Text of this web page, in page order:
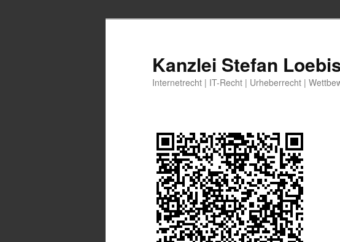
Kanzlei Stefan
Internetrecht | IT-Recht | Urheberrecht |